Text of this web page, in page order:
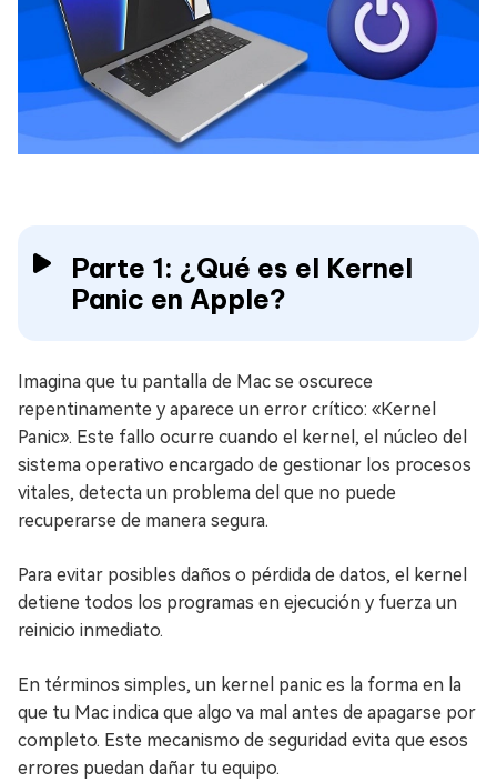
Parte 1: ¿Qué es el Kernel
Panic en Apple?
Imagina que tu pantalla de Mac se oscurece
repentinamente y aparece un error crítico: «Kernel
Panic». Este fallo ocurre cuando el kernel, el núcleo del
sistema operativo encargado de gestionar los procesos
vitales, detecta un problema del que no puede
recuperarse de manera segura.
Para evitar posibles daños o pérdida de datos, el kernel
detiene todos los programas en ejecución y fuerza un
reinicio inmediato.
En términos simples, un kernel panic es la forma en la
que tu Mac indica que algo va mal antes de apagarse por
completo. Este mecanismo de seguridad evita que esos
errores puedan dañar tu equipo.